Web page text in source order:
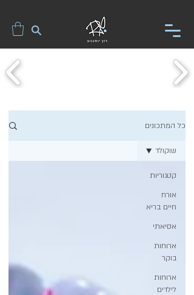
כל המתכונים
קטגוריות
אורח
חיים בריא
אסיאתי
ארוחות
בוקר
ארוחות
לילדים
שוקולד